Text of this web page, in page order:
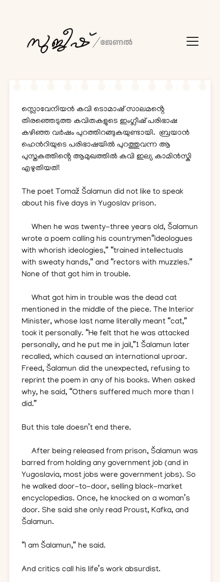
ജേണൽ
o
p
സുജീഷ്
പരിഭാഷകൾ
ലേഖനങ്ങൾ
പുസ്തകങ്ങൾ
സ്ലൊവേനിയൻ കവി ടൊമാഷ് സാലമൻ്റെ
തിരഞ്ഞെടുത്ത കവിതകളുടെ ഇംഗ്ലീഷ് പരിഭാഷ
കഴിഞ്ഞ വർഷം പുറത്തിറങ്ങുകയുണ്ടായി. ബ്രയാൻ
ഹെൻറിയുടെ പരിഭാഷയിൽ പുറത്തുവന്ന ആ
പുസ്തകത്തിൻ്റെ ആമുഖത്തിൽ കവി ഇല്യ കാമിൻസ്കി
എഴുതിയത്:
The poet Tomaž Šalamun did not like to speak
about his five days in Yugoslav prison.
When he was twenty-three years old, Šalamun
wrote a poem calling his ​countrymen​“ideologues
with whorish ideologies,” “trained intellectuals
with sweaty hands,” and “rectors with muzzles.”
None of that got him in trouble.
What got him in trouble was the dead cat
mentioned in the middle of the piece. The Interior
Minister, whose last name literally meant “cat,”
took it personally. “He felt that he was attacked
personally, and he put me in jail,”1 Šalamun later
recalled, which caused an international uproar.
Freed, Šalamun did the unexpected, refusing to
reprint the poem in any of his books. When asked
why, he said, “Others suffered much more than I
did.”
But this tale doesn’t end there.
After being released from prison, Šalamun was
barred from holding any government job (and in
Yugoslavia, most jobs were government jobs). So
he walked door-to-door, selling black-market
encyclopedias. Once, he knocked on a woman’s
door. She said she only read Proust, Kafka, and
Šalamun.
“I am Šalamun,” he said.
And critics call his life’s work absurdist.